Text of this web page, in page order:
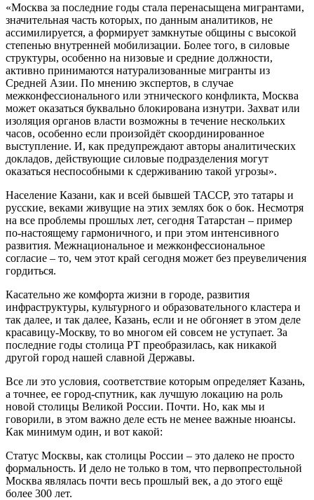
«Москва за последние годы стала перенасыщена мигрантами,
значительная часть которых, по данным аналитиков, не
ассимилируется, а формирует замкнутые общины с высокой
степенью внутренней мобилизации. Более того, в силовые
структуры, особенно на низовые и средние должности,
активно принимаются натурализованные мигранты из
Средней Азии. По мнению экспертов, в случае
межконфессионального или этнического конфликта, Москва
может оказаться буквально блокирована изнутри. Захват или
изоляция органов власти возможны в течение нескольких
часов, особенно если произойдёт скоординированное
выступление. И, как предупреждают авторы аналитических
докладов, действующие силовые подразделения могут
оказаться неспособными к сдерживанию такой угрозы».
Население Казани, как и всей бывшей ТАССР, это татары и
русские, веками живущие на этих землях бок о бок. Несмотря
на все проблемы прошлых лет, сегодня Татарстан – пример
по-настоящему гармоничного, и при этом интенсивного
развития. Межнациональное и межконфессиональное
согласие – то, чем этот край сегодня может без преувеличения
гордиться.
Касательно же комфорта жизни в городе, развития
инфраструктуры, культурного и образовательного кластера и
так далее, и так далее, Казань, если и не обгоняет в этом деле
красавицу-Москву, то во многом ей совсем не уступает. За
последние годы столица РТ преобразилась, как никакой
другой город нашей славной Державы.
Все ли это условия, соответствие которым определяет Казань,
а точнее, ее город-спутник, как лучшую локацию на роль
новой столицы Великой России. Почти. Но, как мы и
говорили, в этом важно деле есть не менее важные нюансы.
Как минимум один, и вот какой:
Статус Москвы, как столицы России – это далеко не просто
формальность. И дело не только в том, что первопрестольной
Москва являлась почти весь прошлый век, а до этого ещё
более 300 лет.